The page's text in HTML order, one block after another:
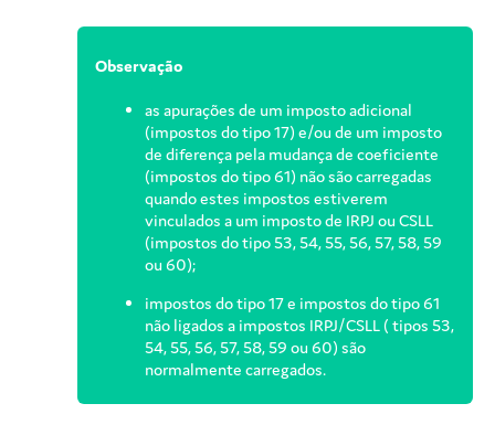
Observação
as apurações de um imposto adicional
(impostos do tipo 17) e/ou de um imposto
de diferença pela mudança de coeficiente
(impostos do tipo 61) não são carregadas
quando estes impostos estiverem
vinculados a um imposto de IRPJ ou CSLL
(impostos do tipo 53, 54, 55, 56, 57, 58, 59
ou 60);
impostos do tipo 17 e impostos do tipo 61
não ligados a impostos IRPJ/CSLL ( tipos 53,
54, 55, 56, 57, 58, 59 ou 60) são
normalmente carregados.